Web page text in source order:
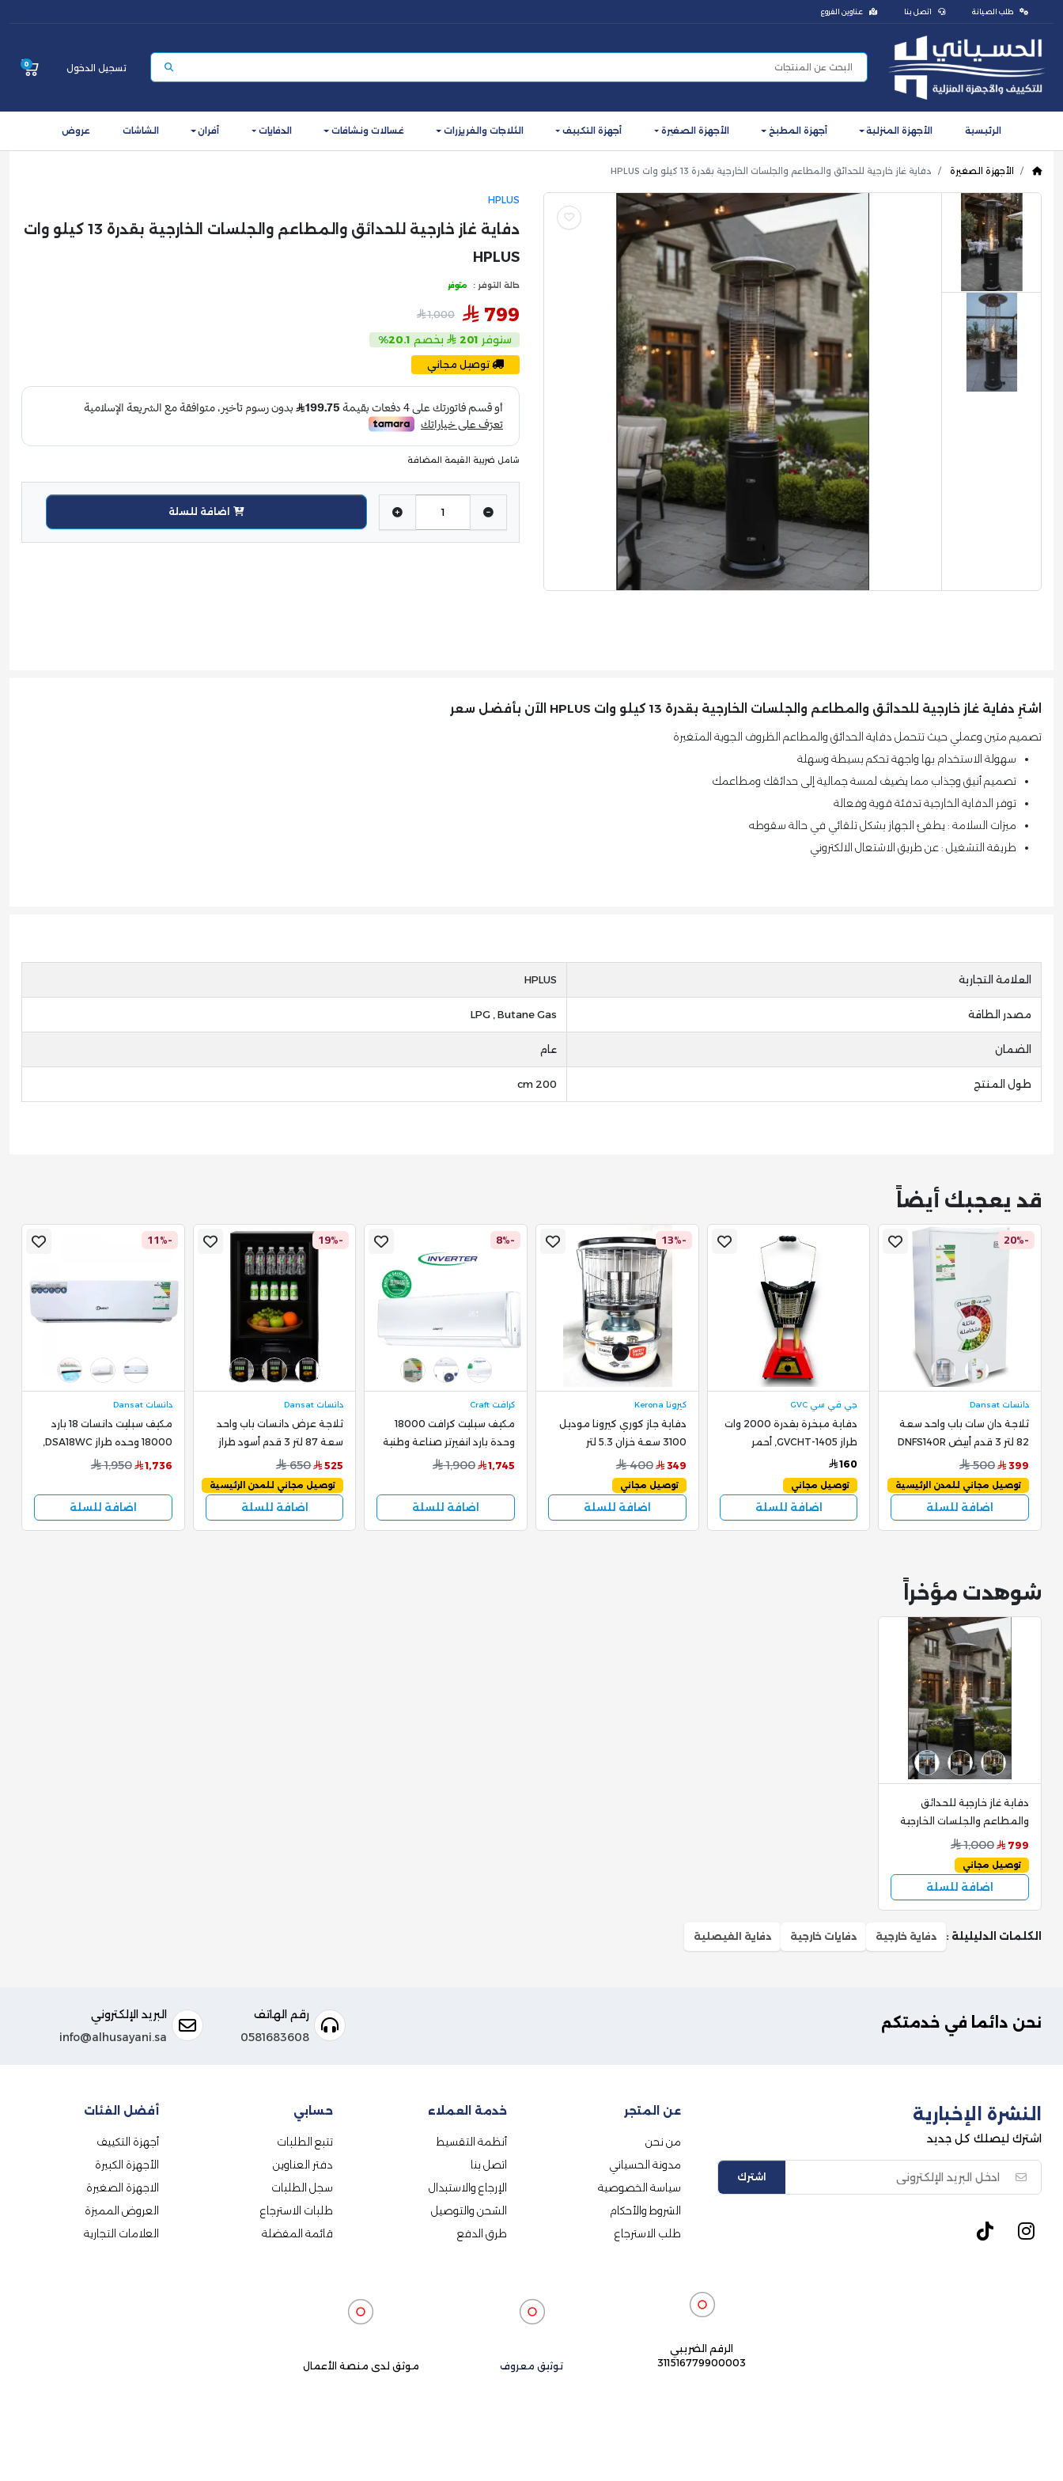
طلب الصيانة اتصل بنا عناوين الفروع
تسجيل الدخول 0
الرئيسية الأجهزة المنزلية أجهزة المطبخ الأجهزة الصغيرة أجهزة التكييف الثلاجات والفريزرات غسالات ونشافات الدفايات أفران الشاشات عروض
الأجهزة الصغيرة دفاية غاز خارجية للحدائق والمطاعم والجلسات الخارجية بقدرة 13 كيلو وات HPLUS
HPLUS
دفاية غاز خارجية للحدائق والمطاعم والجلسات الخارجية بقدرة 13 كيلو وات
HPLUS
حالة التوفر : متوفر
799
1,000
ستوفر 201 بخصم 20.1%
توصيل مجاني
شامل ضريبة القيمة المضافة
اضافة للسلة
اشترِ دفاية غاز خارجية للحدائق والمطاعم والجلسات الخارجية بقدرة 13 كيلو وات HPLUS الآن بأفضل سعر
تصميم متين وعملي حيث تتحمل دفاية الحدائق والمطاعم الظروف الجوية المتغيرة
سهولة الاستخدام بها واجهة تحكم بسيطة وسهلة
تصميم أنيق وجذاب مما يضيف لمسة جمالية إلى حدائقك ومطاعمك
توفر الدفاية الخارجية تدفئة قوية وفعالة
ميزات السلامة : يطفئ الجهاز بشكل تلقائي في حالة سقوطه
طريقة التشغيل : عن طريق الاشتعال الالكتروني
العلامة التجارية HPLUS
مصدر الطاقة LPG , Butane Gas
الضمان عام
طول المنتج 200 cm
قد يعجبك أيضاً
-20%
دانسات Dansat
ثلاجة دان سات باب واحد سعة
82 لتر 3 قدم أبيض DNFS140R
399
500
توصيل مجاني للمدن الرئيسية
اضافة للسلة
جي في سي GVC
دفاية مبخرة بقدرة 2000 وات
طراز GVCHT-1405, أحمر
160
توصيل مجاني
اضافة للسلة
-13%
كيرونا Kerona
دفاية جاز كوري كيرونا موديل
3100 سعة خزان 5.3 لتر
349
400
توصيل مجاني
اضافة للسلة
-8%
كرافت Craft
مكيف سبليت كرافت 18000
وحدة بارد انفيرتر صناعة وطنية
تبريد سريع وهادئ
1,745
1,900
اضافة للسلة
-19%
دانسات Dansat
ثلاجة عرض دانسات باب واحد
سعة 87 لتر 3 قدم أسود طراز
DAN180SC
525
650
توصيل مجاني للمدن الرئيسية
اضافة للسلة
-11%
دانسات Dansat
مكيف سبليت دانسات 18 بارد
18000 وحده طراز DSA18WC,
أبيض
1,736
1,950
اضافة للسلة
شوهدت مؤخراً
دفاية غاز خارجية للحدائق
والمطاعم والجلسات الخارجية
بقدرة 13 كيلو وات HPLUS
799
1,000
توصيل مجاني
اضافة للسلة
الكلمات الدليليلة : دفاية خارجية دفايات خارجية دفاية الفيصلية
نحن دائما في خدمتكم
رقم الهاتف
0581683608
البريد الإلكتروني
info@alhusayani.sa
النشرة الإخبارية
اشترك ليصلك كل جديد
اشترك
عن المتجر
من نحن
مدونة الحسياني
سياسة الخصوصية
الشروط والأحكام
طلب الاسترجاع
خدمة العملاء
أنظمة التقسيط
اتصل بنا
الإرجاع والاستبدال
الشحن والتوصيل
طرق الدفع
حسابي
تتبع الطلبات
دفتر العناوين
سجل الطلبات
طلبات الاسترجاع
قائمة المفضلة
أفضل الفئات
أجهزة التكييف
الأجهزة الكبيرة
الاجهزة الصغيرة
العروض المميزة
العلامات التجارية
الرقم الضريبي
311516779900003
توثيق معروف موثق لدى منصة الأعمال